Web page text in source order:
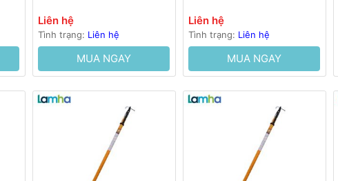
Liên hệ
Tình trạng: Liên hệ
MUA NGAY
Liên hệ
Tình trạng: Liên hệ
MUA NGAY